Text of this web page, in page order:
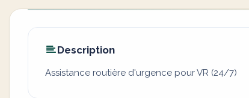
Description
Assistance routière d'urgence pour VR (24/7)